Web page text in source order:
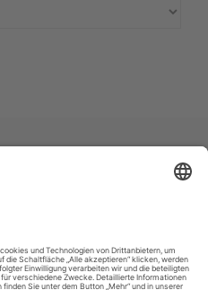
Dieplohstraße 1 59581 Warstein